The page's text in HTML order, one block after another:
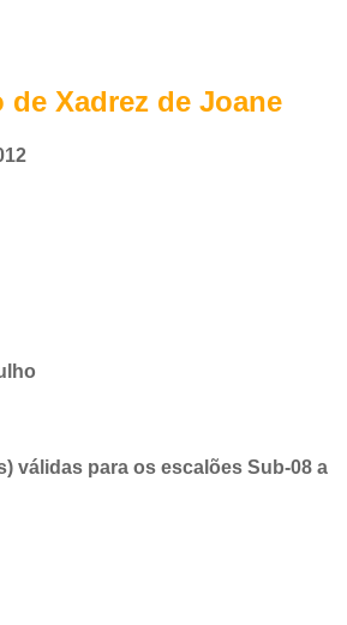
de Xadrez de Joane
válidas para os escalões Sub-08 a